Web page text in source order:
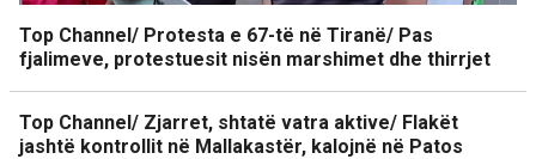
Top Channel/ Protesta e 67-të në Tiranë/ Pas
fjalimeve, protestuesit nisën marshimet dhe thirrjet
Top Channel/ Zjarret, shtatë vatra aktive/ Flakët
jashtë kontrollit në Mallakastër, kalojnë në Patos